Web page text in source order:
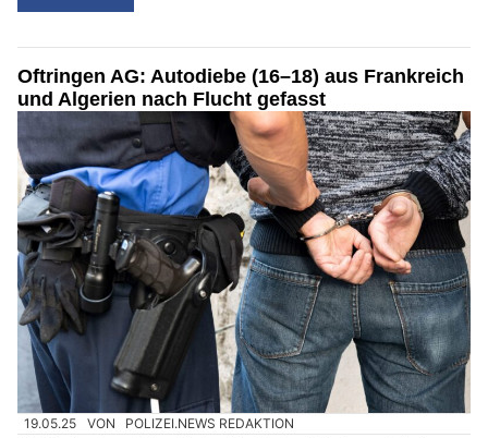
Oftringen AG: Autodiebe (16–18) aus Frankreich
und Algerien nach Flucht gefasst
19.05.25 VON POLIZEI.NEWS REDAKTION